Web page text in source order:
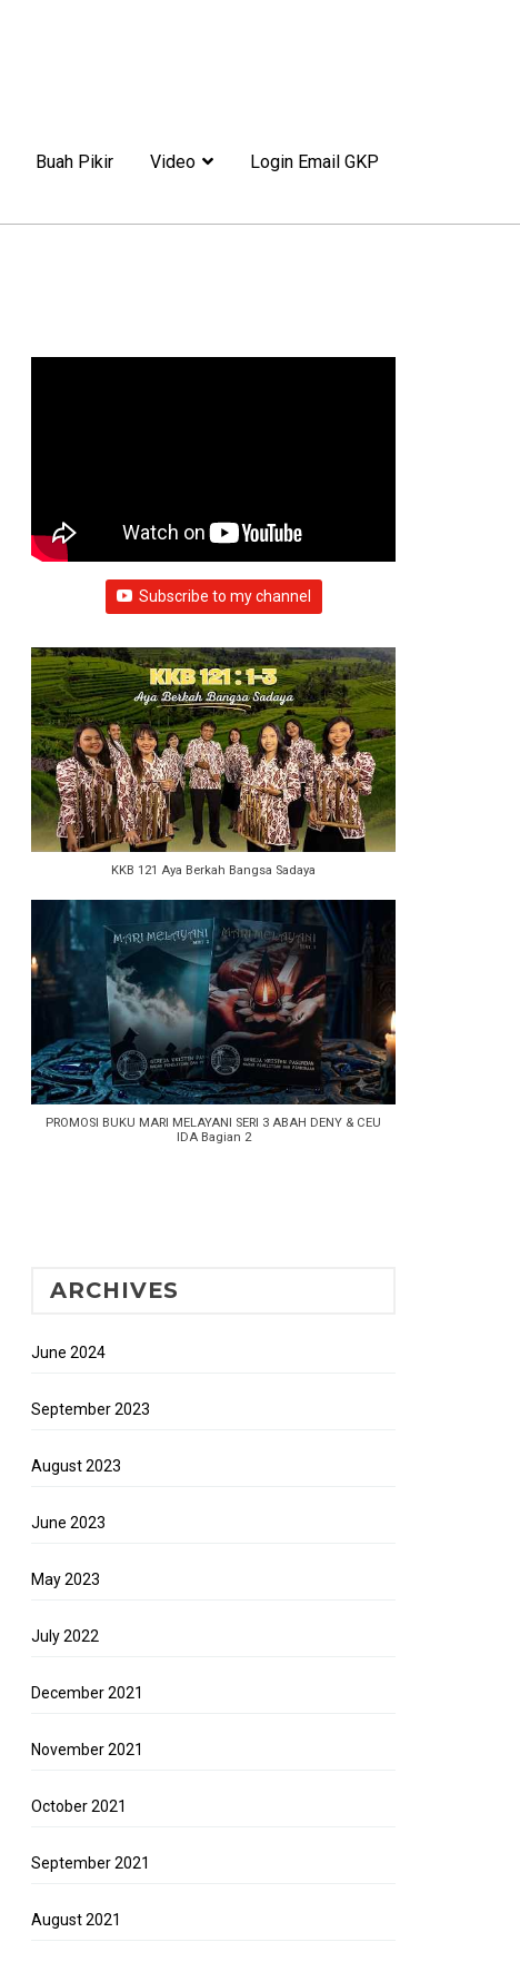
Buah Pikir Video Login Email GKP
Subscribe to my channel
KKB 121 Aya Berkah Bangsa Sadaya
PROMOSI BUKU MARI MELAYANI SERI 3 ABAH DENY & CEU
IDA Bagian 2
ARCHIVES
June 2024
September 2023
August 2023
June 2023
May 2023
July 2022
December 2021
November 2021
October 2021
September 2021
August 2021